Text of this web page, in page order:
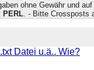
ohne Gewähr und
PERL. - Bitte Crossposts
Datei u.ä.. Wie?